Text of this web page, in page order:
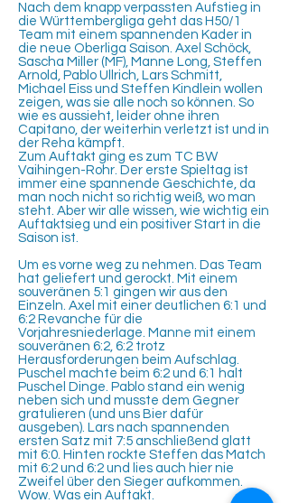
Nach dem knapp verpassten Aufstieg in
die Württembergliga geht das H50/1
Team mit einem spannenden Kader in
die neue Oberliga Saison. Axel Schöck,
Sascha Miller (MF), Manne Long, Steffen
Arnold, Pablo Ullrich, Lars Schmitt,
Michael Eiss und Steffen Kindlein wollen
zeigen, was sie alle noch so können. So
wie es aussieht, leider ohne ihren
Capitano, der weiterhin verletzt ist und in
der Reha kämpft.
Zum Auftakt ging es zum TC BW
Vaihingen-Rohr. Der erste Spieltag ist
immer eine spannende Geschichte, da
man noch nicht so richtig weiß, wo man
steht. Aber wir alle wissen, wie wichtig ein
Auftaktsieg und ein positiver Start in die
Saison ist.
Um es vorne weg zu nehmen. Das Team
hat geliefert und gerockt. Mit einem
souveränen 5:1 gingen wir aus den
Einzeln. Axel mit einer deutlichen 6:1 und
6:2 Revanche für die
Vorjahresniederlage. Manne mit einem
souveränen 6:2, 6:2 trotz
Herausforderungen beim Aufschlag.
Puschel machte beim 6:2 und 6:1 halt
Puschel Dinge. Pablo stand ein wenig
neben sich und musste dem Gegner
gratulieren (und uns Bier dafür
ausgeben). Lars nach spannenden
ersten Satz mit 7:5 anschließend glatt
mit 6:0. Hinten rockte Steffen das Match
mit 6:2 und 6:2 und lies auch hier nie
Zweifel über den Sieger aufkommen.
Wow. Was ein Auftakt.